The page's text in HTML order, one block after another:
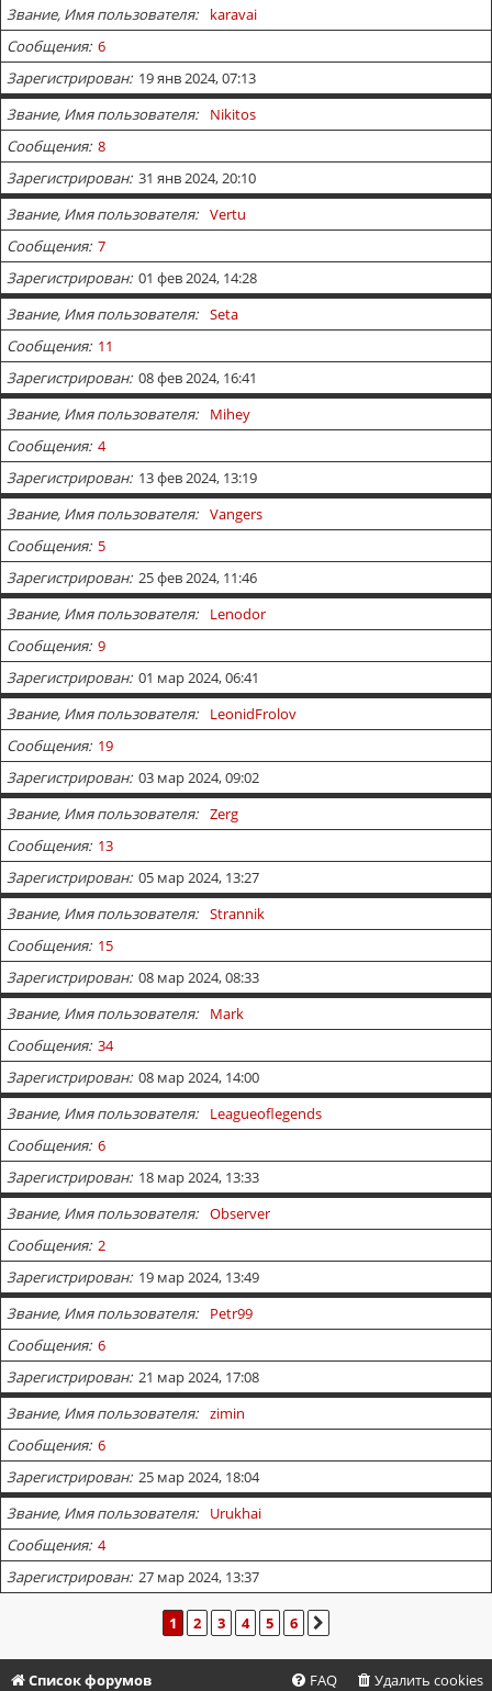
Звание, Имя пользователя
karavai
Сообщения 6
Зарегистрирован 19 янв 2024, 07:13
Звание, Имя пользователя
Nikitos
Сообщения 8
Зарегистрирован 31 янв 2024, 20:10
Звание, Имя пользователя
Vertu
Сообщения 7
Зарегистрирован 01 фев 2024, 14:28
Звание, Имя пользователя
Seta
Сообщения 11
Зарегистрирован 08 фев 2024, 16:41
Звание, Имя пользователя
Mihey
Сообщения 4
Зарегистрирован 13 фев 2024, 13:19
Звание, Имя пользователя
Vangers
Сообщения 5
Зарегистрирован 25 фев 2024, 11:46
Звание, Имя пользователя
Lenodor
Сообщения 9
Зарегистрирован 01 мар 2024, 06:41
Звание, Имя пользователя
LeonidFrolov
Сообщения 19
Зарегистрирован 03 мар 2024, 09:02
Звание, Имя пользователя
Zerg
Сообщения 13
Зарегистрирован 05 мар 2024, 13:27
Звание, Имя пользователя
Strannik
Сообщения 15
Зарегистрирован 08 мар 2024, 08:33
Звание, Имя пользователя
Mark
Сообщения 34
Зарегистрирован 08 мар 2024, 14:00
Звание, Имя пользователя
Leagueoflegends
Сообщения 6
Зарегистрирован 18 мар 2024, 13:33
Звание, Имя пользователя
Observer
Сообщения 2
Зарегистрирован 19 мар 2024, 13:49
Звание, Имя пользователя
Petr99
Сообщения 6
Зарегистрирован 21 мар 2024, 17:08
Звание, Имя пользователя
zimin
Сообщения 6
Зарегистрирован 25 мар 2024, 18:04
Звание, Имя пользователя
Urukhai
Сообщения 4
Зарегистрирован 27 мар 2024, 13:37
1 2 3 4 5 6
Список форумов Удалить cookies
FAQ